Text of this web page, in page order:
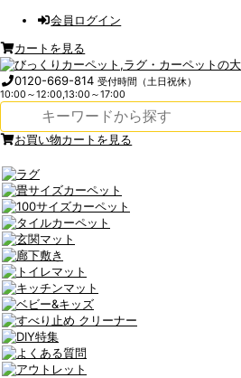
会員ログイン
カートを見る
0120-669-814受付時間（土日祝休）
10:00～12:00,13:00～17:00
お買い物カートを見る